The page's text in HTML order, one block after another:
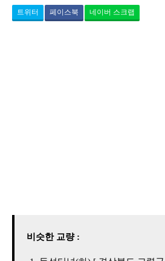
트위터 페이스북 네이버 스크랩
비슷한 교량 :